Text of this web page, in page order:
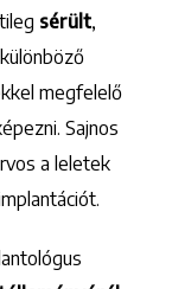
sérült,
megfelelő
Sajnos
a leletek